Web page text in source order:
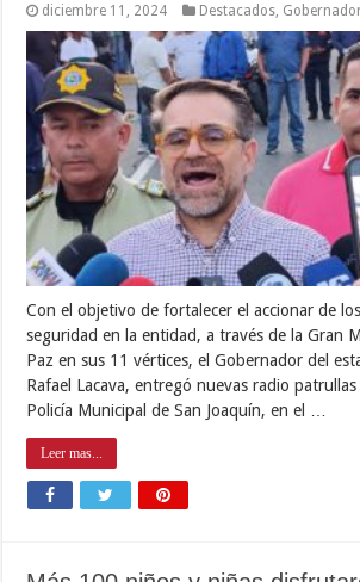
diciembre 11, 2024 Destacados
Con el objetivo de fortalecer el accionar de
seguridad en la entidad, a través de la Gran
Paz en sus 11 vértices, el Gobernador del
Rafael Lacava, entregó nuevas radio
Policía Municipal de San Joaquín, en el …
Leer mas...